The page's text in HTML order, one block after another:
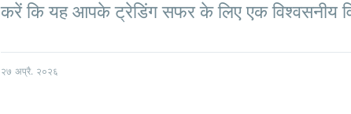
करें कि यह आपके ट्रेडिंग सफर के लिए एक विश्वसनीय
२७ अप्रै. २०२६